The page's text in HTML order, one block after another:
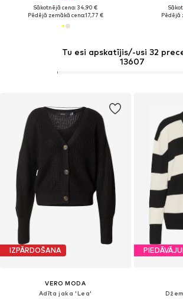
Sākotnējā cena: 34,90 €
Pēdējā zemākā cena:17,77 €
Pēdējā
IZPĀRDOŠANA
VERO MODA
Adīta jaka 'Lea'
Tu esi apskatījis/-usi 32
13607